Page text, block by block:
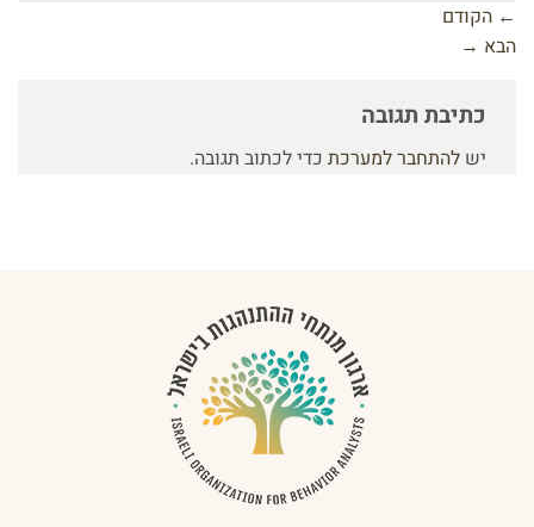
← הקודם
הבא →
כתיבת תגובה
יש להתחבר למערכת כדי לכתוב תגובה.